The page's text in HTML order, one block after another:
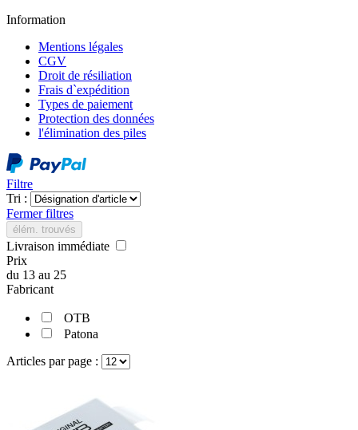
Information
Mentions légales
CGV
Droit de résiliation
Frais d`expédition
Types de paiement
Protection des données
l'élimination des piles
Filtre
Tri :
Fermer filtres
élém. trouvés
Livraison immédiate
Prix
du 13 au 25
Fabricant
OTB
Patona
Articles par page :